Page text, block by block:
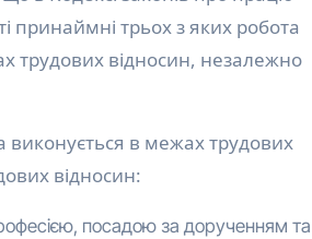
принаймні трьох з яких робота
трудових відносин, незалежно
в межах трудових
відносин:
посадою за дорученням та